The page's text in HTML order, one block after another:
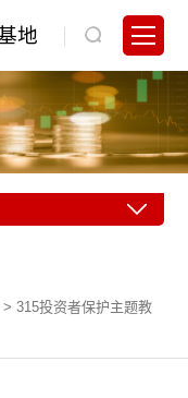
地
> 315投资者保护主题教